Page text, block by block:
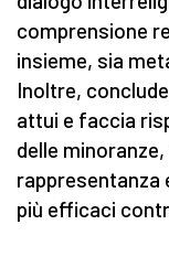
comprensione
insieme, sia
Inoltre,
attui e faccia
delle
rappresentanza
più efficaci